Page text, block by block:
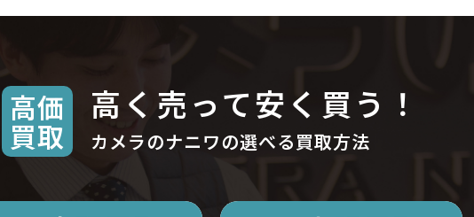
高価
買取
高く売って安く買う！
カメラのナニワの選べる買取方法